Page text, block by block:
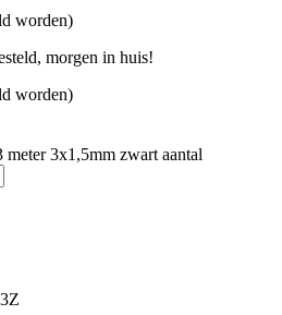
worden)
morgen in huis!
worden)
3x1,5mm zwart aantal